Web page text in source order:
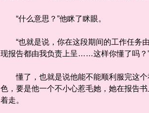
“什么意思？”他眯了眯眼。
“也就是说，你在这段期间的工作任务
现报告都由我负责上呈……这样你懂了吗？
懂了，也就是说他能不能顺利服完这个
色，要是他一个不小心惹毛她，她在报告
着走。